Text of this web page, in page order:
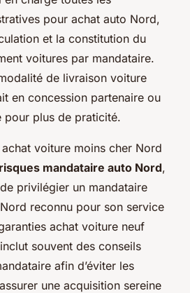
pour achat auto Nord,
et la constitution du
voitures par mandataire.
de livraison voiture
en concession partenaire ou
pour plus de praticité.
voiture moins cher Nord
risques mandataire auto Nord,
privilégier un mandataire
reconnu pour son service
achat voiture neuf
souvent des conseils
afin d’éviter les
une acquisition sereine